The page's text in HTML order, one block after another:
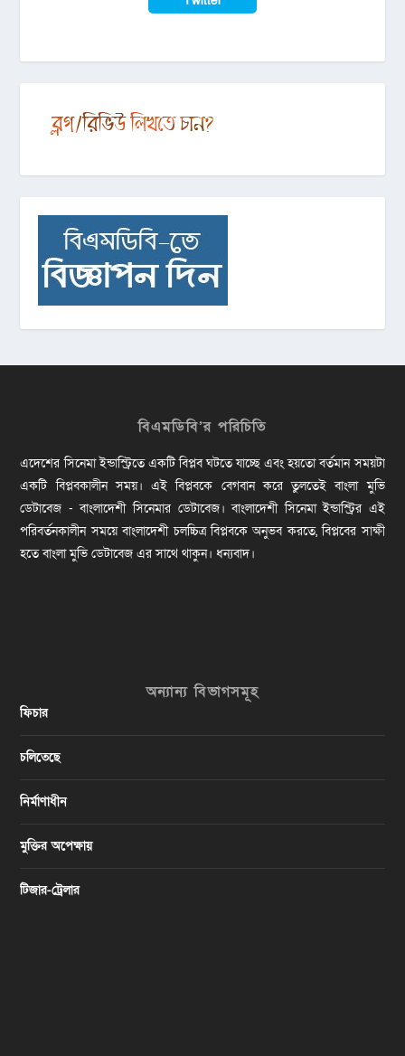
বিএমডিবি’র পরিচিতি
এদেশের সিনেমা ইন্ডাস্ট্রিতে একটি বিপ্লব ঘটতে যাচ্ছে এবং হয়তো বর্তমান সময়টা
একটি বিপ্লবকালীন সময়। এই বিপ্লবকে বেগবান করে তুলতেই বাংলা মুভি
ডেটাবেজ - বাংলাদেশী সিনেমার ডেটাবেজ। বাংলাদেশী সিনেমা ইন্ডাস্ট্রির এই
পরিবর্তনকালীন সময়ে বাংলাদেশী চলচ্চিত্র বিপ্লবকে অনুভব করতে, বিপ্লবের সাক্ষী
হতে বাংলা মুভি ডেটাবেজ এর সাথে থাকুন। ধন্যবাদ।
অন্যান্য বিভাগসমূহ
ফিচার
চলিতেছে
নির্মাণাধীন
মুক্তির অপেক্ষায়
টিজার-ট্রেলার